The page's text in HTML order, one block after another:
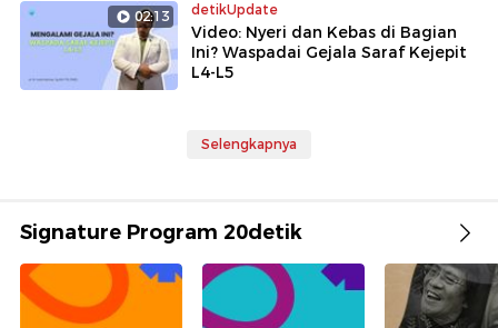
02:13 detikUpdate
Video: Nyeri dan Kebas di Bagian
Ini? Waspadai Gejala Saraf Kejepit
L4-L5
Selengkapnya
Signature Program 20detik